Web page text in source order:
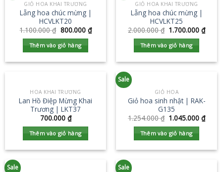
GIỎ HOA KHAI TRƯƠNG
Lẵng hoa chúc mừng |
HCVLKT20
1.100.000₫ 800.000 ₫
Thêm vào giỏ hàng
GIỎ HOA KHAI TRƯƠNG
Lẵng hoa chúc mừng |
HCVLKT25
2.000.000₫ 1.700.000₫
Thêm vào giỏ hàng
HOA KHAI TRƯƠNG
Lan Hồ Điệp Mừng Khai
Trương | LKT37
700.000 ₫
Thêm vào giỏ hàng
Sale
GIỎ HOA
Giỏ hoa sinh nhật | RAK-
G135
1.254.000₫ 1.045.000₫
Thêm vào giỏ hàng
Sale Sale